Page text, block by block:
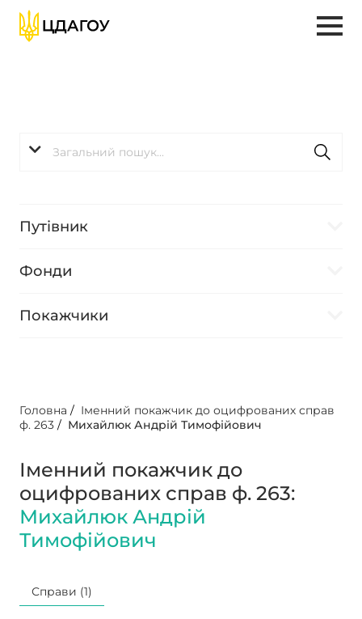
Путівник
Фонди
Покажчики
Головна / Іменний покажчик до оцифрованих справ
ф. 263 / Михайлюк Андрій Тимофійович
Іменний покажчик до
оцифрованих справ ф. 263:
Михайлюк Андрій
Тимофійович
Справи (1)